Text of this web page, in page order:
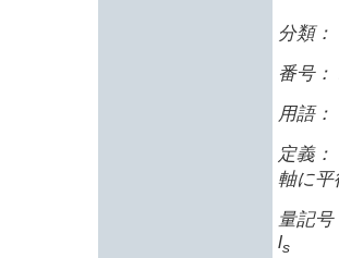
分類
番号：
用語：
定義：
軸に平
量記号
ls